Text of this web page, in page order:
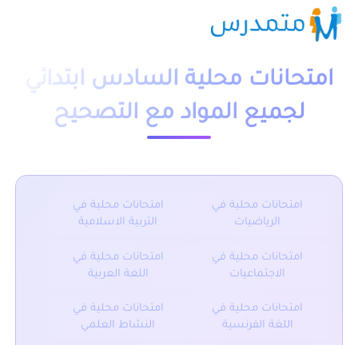
امتحانات محلية السادس ابتدائي
لجميع المواد مع التصحيح
امتحانات محلية في
الرياضيات
امتحانات محلية في
التربية الاسلامية
امتحانات محلية في
الاجتماعيات
امتحانات محلية في
اللغة العربية
امتحانات محلية في
اللغة الفرنسية
امتحانات محلية في
النشاط العلمي